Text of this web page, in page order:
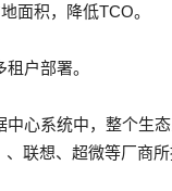
面积，降低TCO。
户部署。
心系统中，整个生
联想、超微等厂商所